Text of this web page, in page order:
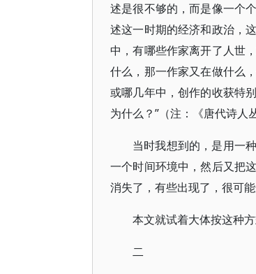
述是很不够的，而是像一个
述这一时期的经济和政治，
中，有哪些作家离开了人世
什么，那一作家又在做什么
或哪几年中，创作的收获特
为什么？”（注：《唐代诗人
当时我想到的，是用一
一个时间环境中，然后又把
消失了，有些出现了，很可
本文就试着大体按这种
二